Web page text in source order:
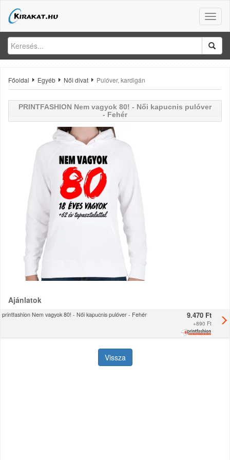
Toggle
Főoldal Egyéb Női divat Pulóver, kardigán
PRINTFASHION Nem vagyok 80! - Női kapucnis pulóver
- Fehér
Ajánlatok
printfashion Nem vagyok 80! - Női kapucnis pulóver - Fehér 9.470 Ft
+890 Ft
Vissza